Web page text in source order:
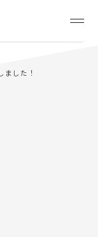
した！